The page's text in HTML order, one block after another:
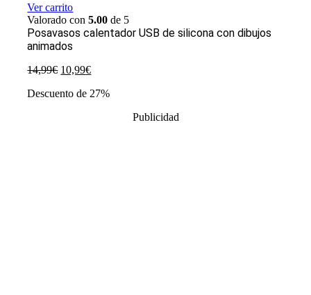
Ver carrito
Valorado con5.00 de 5
Posavasos calentador USB de silicona con dibujos
animados
14,99€ El
original
10,99€El
actual
Descuento de 27%
Publicidad